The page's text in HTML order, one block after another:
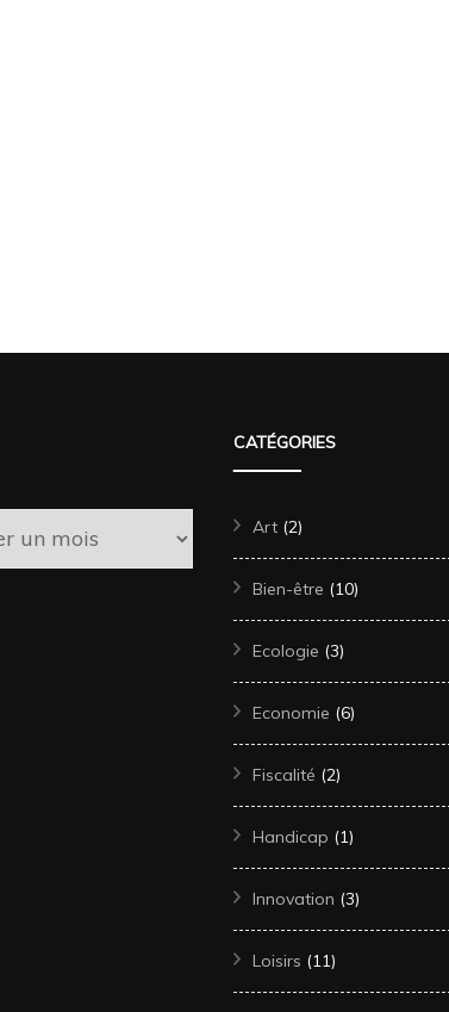
CATÉGORIES
Art (2)
Bien-être (10)
Ecologie (3)
Economie (6)
Fiscalité (2)
Handicap (1)
Innovation (3)
Loisirs (11)